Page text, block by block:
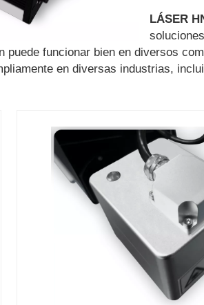
LÁSER
funcionar bien en diversos
en diversas industrias,